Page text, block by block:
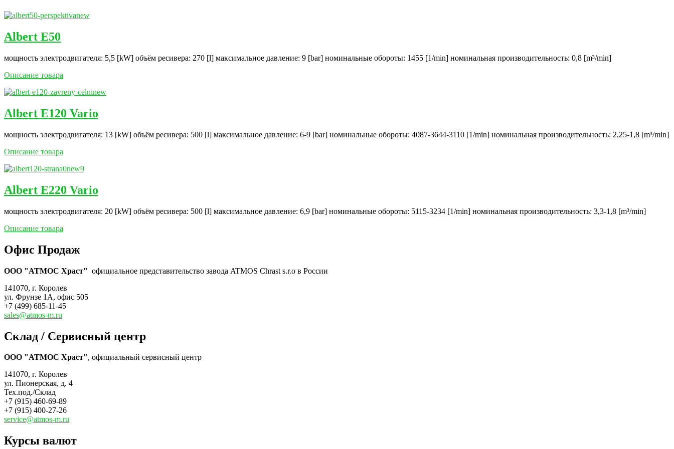
Albert E50
мощность электродвигателя: 5,5 [kW] объём ресивера: 270 [l] максимальное давление: 9 [bar] номинальные обороты: 1455 [1/min] номинальная производительность: 0,8 [m³/min]
Описание товара
Albert E120 Vario
мощность электродвигателя: 13 [kW] объём ресивера: 500 [l] максимальное давление: 6-9 [bar] номинальные обороты: 4087-3644-3110 [1/min] номинальная производительность: 2,25-1,8 [m³/min]
Описание товара
Albert E220 Vario
мощность электродвигателя: 20 [kW] объём ресивера: 500 [l] максимальное давление: 6,9 [bar] номинальные обороты: 5115-3234 [1/min] номинальная производительность: 3,3-1,8 [m³/min]
Описание товара
Офис Продаж
ООО "АТМОС Храст" официальное представительство завода ATMOS Chrast s.r.o в России
141070, г. Королев
ул. Фрунзе 1А, офис 505
+7 (499) 685-11-45
sales@atmos-m.ru
Склад / Сервисный центр
ООО "АТМОС Храст", официальный сервисный центр
141070, г. Королев
ул. Пионерская, д. 4
Тех.под./Склад
+7 (915) 460-69-89
+7 (915) 400-27-26
service@atmos-m.ru
Курсы валют